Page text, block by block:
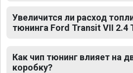
Увеличится ли расход
тюнинга Ford Transit VII 2.4
Как чип тюнинг влияет на
коробку?